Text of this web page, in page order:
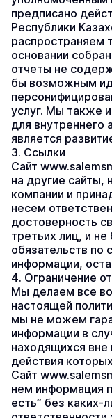
предписано
Республики
распространяем
основании
отчеты не
бы возможным
услуг. Мы также
для внутреннего
является
3. Ссылки
Сайт
на другие
компании и
несем
достоверность
третьих лиц, и
обязательств по
информации,
4. Ограничение
Мы делаем все
настоящей
мы не можем
информации в
находящихся вне
действия
Сайт
нем информация
есть” без каких-